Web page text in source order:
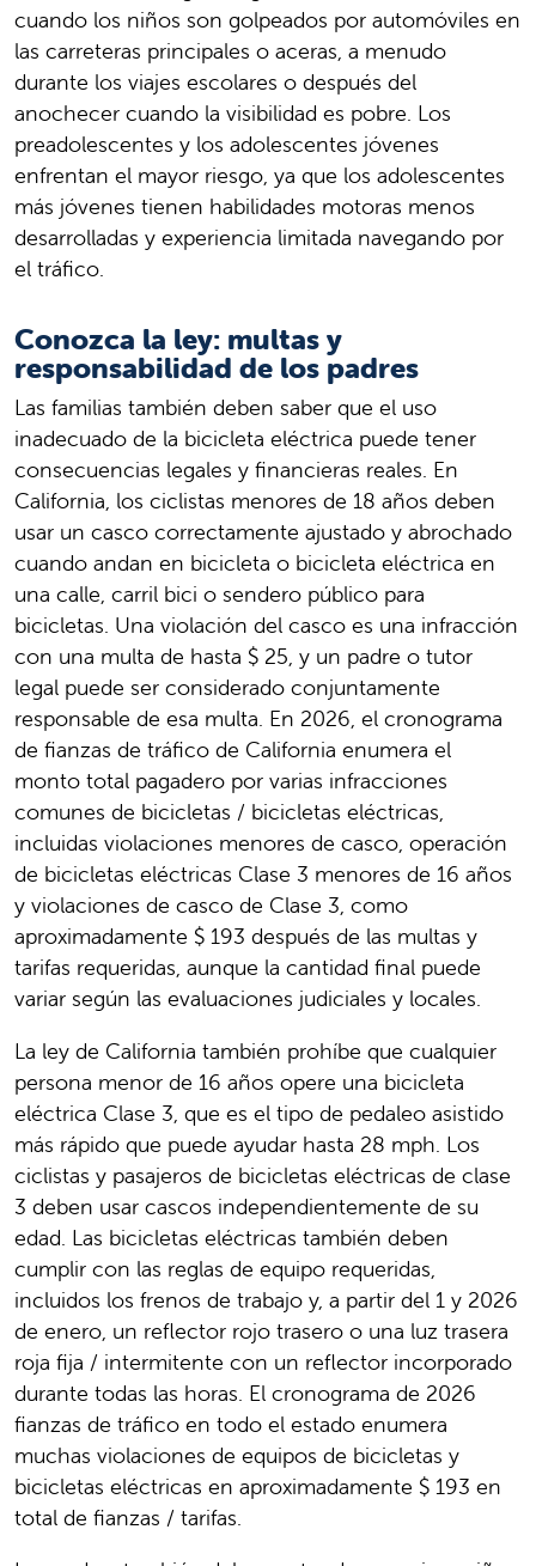
cuando los niños son golpeados por automóviles en
las carreteras principales o aceras, a menudo
durante los viajes escolares o después del
anochecer cuando la visibilidad es pobre. Los
preadolescentes y los adolescentes jóvenes
enfrentan el mayor riesgo, ya que los adolescentes
más jóvenes tienen habilidades motoras menos
desarrolladas y experiencia limitada navegando por
el tráfico.
Conozca la ley: multas y
responsabilidad de los padres
Las familias también deben saber que el uso
inadecuado de la bicicleta eléctrica puede tener
consecuencias legales y financieras reales. En
California, los ciclistas menores de 18 años deben
usar un casco correctamente ajustado y abrochado
cuando andan en bicicleta o bicicleta eléctrica en
una calle, carril bici o sendero público para
bicicletas. Una violación del casco es una infracción
con una multa de hasta $ 25, y un padre o tutor
legal puede ser considerado conjuntamente
responsable de esa multa. En 2026, el cronograma
de fianzas de tráfico de California enumera el
monto total pagadero por varias infracciones
comunes de bicicletas / bicicletas eléctricas,
incluidas violaciones menores de casco, operación
de bicicletas eléctricas Clase 3 menores de 16 años
y violaciones de casco de Clase 3, como
aproximadamente $ 193 después de las multas y
tarifas requeridas, aunque la cantidad final puede
variar según las evaluaciones judiciales y locales.
La ley de California también prohíbe que cualquier
persona menor de 16 años opere una bicicleta
eléctrica Clase 3, que es el tipo de pedaleo asistido
más rápido que puede ayudar hasta 28 mph. Los
ciclistas y pasajeros de bicicletas eléctricas de clase
3 deben usar cascos independientemente de su
edad. Las bicicletas eléctricas también deben
cumplir con las reglas de equipo requeridas,
incluidos los frenos de trabajo y, a partir del 1 y 2026
de enero, un reflector rojo trasero o una luz trasera
roja fija / intermitente con un reflector incorporado
durante todas las horas. El cronograma de 2026
fianzas de tráfico en todo el estado enumera
muchas violaciones de equipos de bicicletas y
bicicletas eléctricas en aproximadamente $ 193 en
total de fianzas / tarifas.